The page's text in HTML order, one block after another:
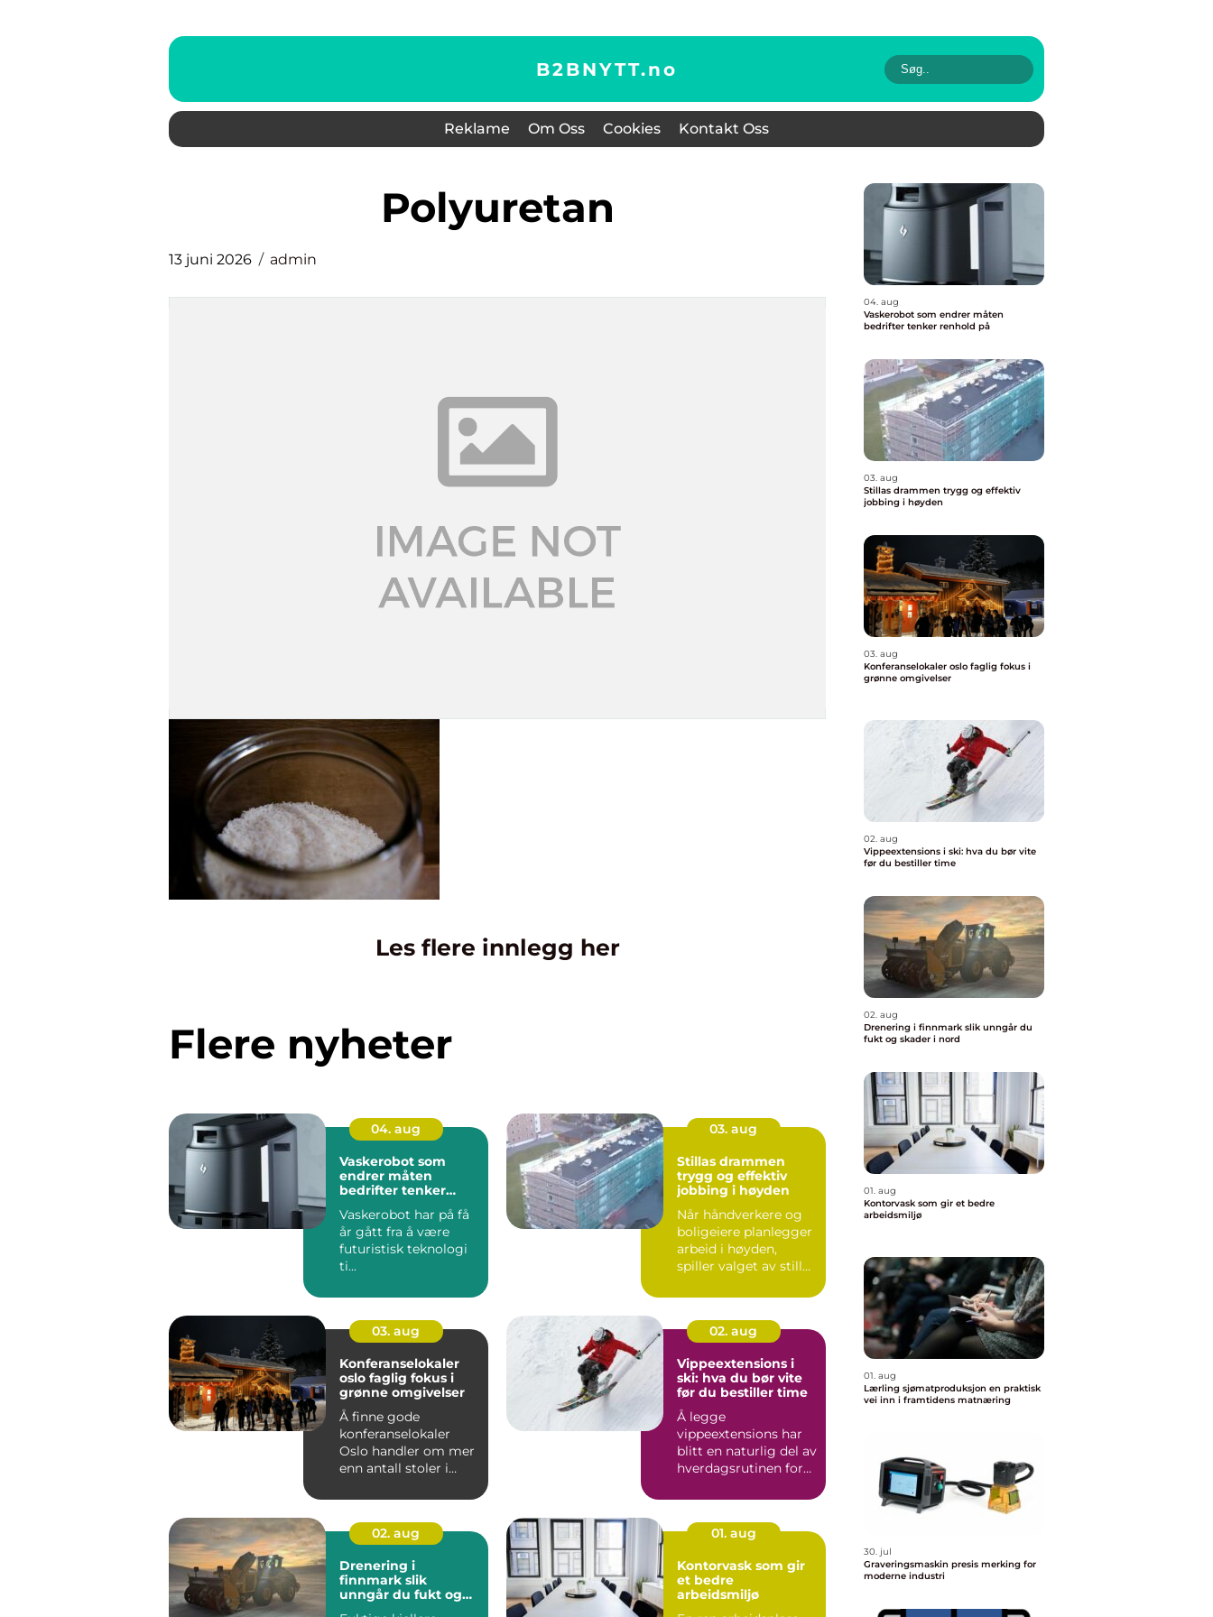
B2BNYTT.no
Reklame Om Oss Cookies Kontakt Oss
polyuretan
13 juni 2026 admin
Les flere innlegg her
Flere nyheter
04. aug
Vaskerobot som
endrer måten
bedrifter tenker
Vaskerobot har på få
år gått fra å være
futuristisk teknologi
ti...
03. aug
Stillas drammen
trygg og effektiv
jobbing i høyden
Når håndverkere og
boligeiere planlegger
arbeid i høyden,
spiller valget av stillas
03. aug
Konferanselokaler
oslo faglig fokus i
grønne omgivelser
Å finne gode
konferanselokaler
Oslo handler om mer
enn antall stoler i
bedrifter ønske...
02. aug
Vippeextensions i
ski: hva du bør vite
før du bestiller time
Å legge
vippeextensions har
blitt en naturlig del av
hverdagsrutinen for
våkne...
02. aug
Drenering i
finnmark slik
unngår du fukt og
01. aug
Kontorvask som gir
et bedre
arbeidsmiljø
04. aug
Vaskerobot som endrer måten
bedrifter tenker renhold på
03. aug
Stillas drammen trygg og effektiv
jobbing i høyden
03. aug
Konferanselokaler oslo faglig fokus i
grønne omgivelser
02. aug
Vippeextensions i ski: hva du bør vite
før du bestiller time
02. aug
Drenering i finnmark slik unngår du
fukt og skader i nord
01. aug
Kontorvask som gir et bedre
arbeidsmiljø
01. aug
Lærling sjømatproduksjon en praktisk
vei inn i framtidens matnæring
30. jul
Graveringsmaskin presis merking for
moderne industri